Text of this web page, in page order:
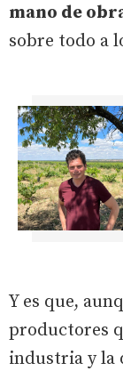
mano de
sobre todo a
Y es que,
productores
industria y la